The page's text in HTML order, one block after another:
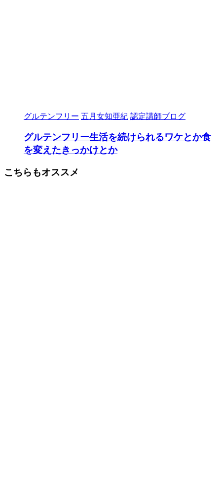
グルテンフリー 五月女知亜紀 認定講師ブログ
グルテンフリー生活を続けられるワケとか食
を変えたきっかけとか
こちらもオススメ